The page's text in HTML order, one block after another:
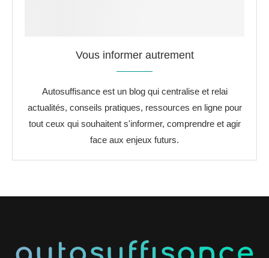
Vous informer autrement
Autosuffisance est un blog qui centralise et relai
actualités, conseils pratiques, ressources en ligne pour
tout ceux qui souhaitent s'informer, comprendre et agir
face aux enjeux futurs.